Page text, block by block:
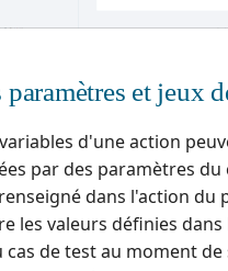
paramètres et jeux
d'une action
par des paramètres du
dans l'action du
les valeurs définies dans
cas de test au moment